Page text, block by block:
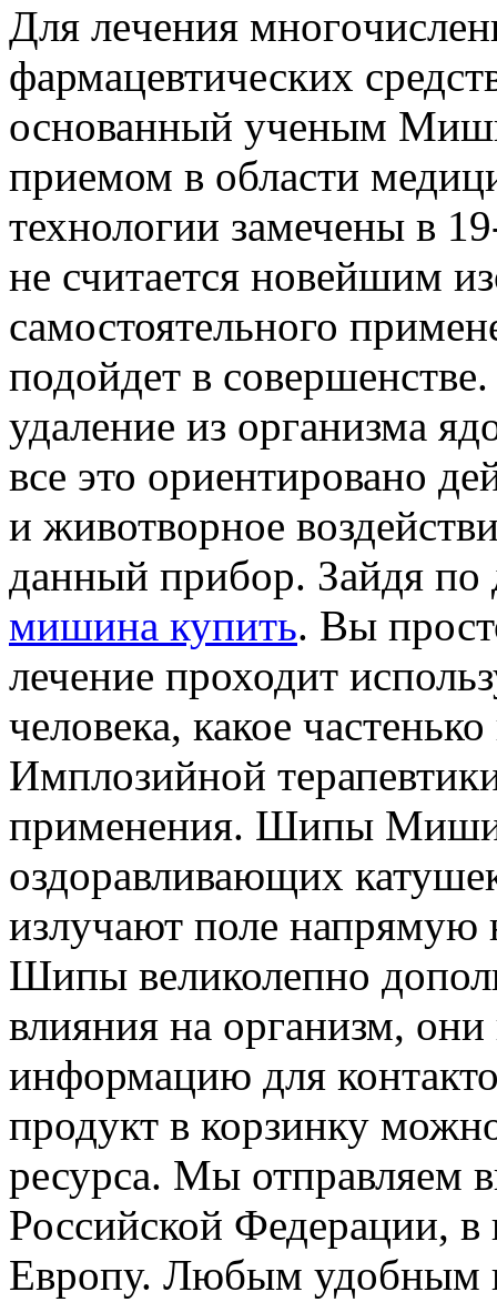
Для лeчeния
фармацевтических
основанный ученым
приемом в области
технологии замечены в
не считается новейшим
самостоятельного
подойдет в
удаление из организма
все это ориентировано
и животворное
данный прибор. Зайдя по
мишина купить. Вы
лечение проходит
человека, какое
Имплозийной
применения. Шипы
оздоравливающих
излучают поле напрямую
Шипы великолепно
влияния на организм,
информацию для
продукт в корзинку
ресурса. Мы отправляем
Российской Федерации,
Европу. Любым удобным